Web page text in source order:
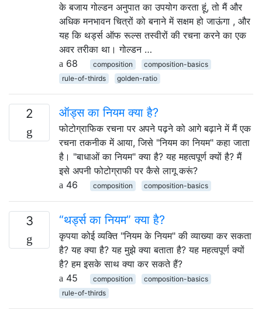
के बजाय गोल्डन अनुपात का उपयोग करता हूं, तो मैं और
अधिक मनभावन चित्रों को बनाने में सक्षम हो जाऊंगा , और
यह कि थर्ड्स ऑफ रूल्स तस्वीरों की रचना करने का एक
अवर तरीका था। गोल्डन …
68
composition
composition-basics
rule-of-thirds
golden-ratio
2 ऑड्स का नियम क्या है?
फोटोग्राफिक रचना पर अपने पढ़ने को आगे बढ़ाने में मैं एक
रचना तकनीक में आया, जिसे "नियम का नियम" कहा जाता
है। "बाधाओं का नियम" क्या है? यह महत्वपूर्ण क्यों है? मैं
इसे अपनी फोटोग्राफी पर कैसे लागू करूं?
46
composition composition-basics
3 “थर्ड्स का नियम” क्या है?
कृपया कोई व्यक्ति "नियम के नियम" की व्याख्या कर सकता
है? यह क्या है? यह मुझे क्या बताता है? यह महत्वपूर्ण क्यों
है? हम इसके साथ क्या कर सकते हैं?
45
composition
composition-basics
rule-of-thirds